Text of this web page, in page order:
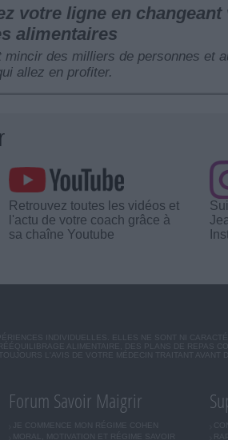
votre ligne en changeant
alimentaires
mincir des milliers de personnes et
allez en profiter.
Retrouvez toutes les vidéos et
l'actu de votre coach grâce à
sa chaîne Youtube
INDIVIDUELLES. ELLES NE SONT NI
ALIMENTAIRE, DES PLANS DE REPAS
L'AVIS DE VOTRE MÉDECIN TRAITANT
Forum Savoir Maigrir
JE COMMENCE MON RÉGIME COHEN
MORAL, MOTIVATION ET RÉGIME SAVOIR